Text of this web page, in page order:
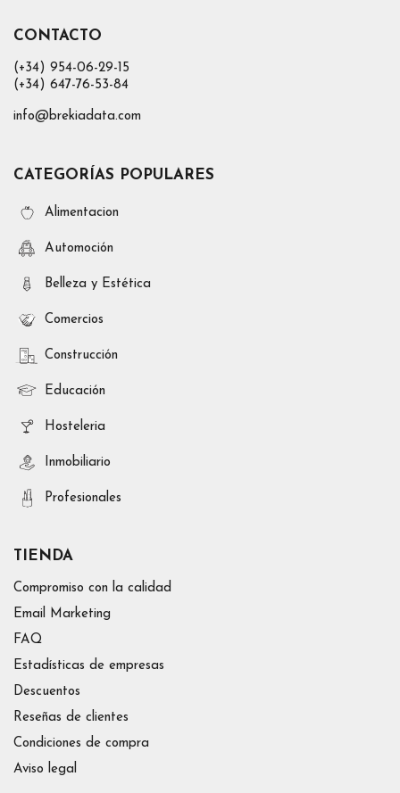
CONTACTO
(+34) 954-06-29-15
(+34) 647-76-53-84
info@brekiadata.com
CATEGORÍAS POPULARES
Alimentacion
Automoción
Belleza y Estética
Comercios
Construcción
Educación
Hosteleria
Inmobiliario
Profesionales
TIENDA
Compromiso con la calidad
Email Marketing
FAQ
Estadísticas de empresas
Descuentos
Reseñas de clientes
Condiciones de compra
Aviso legal